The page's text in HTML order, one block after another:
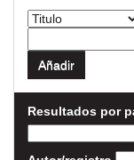
Resultados por